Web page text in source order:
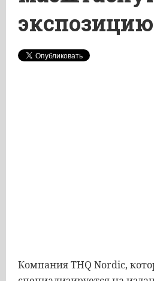
экспозицию
Компания THQ Nordic,